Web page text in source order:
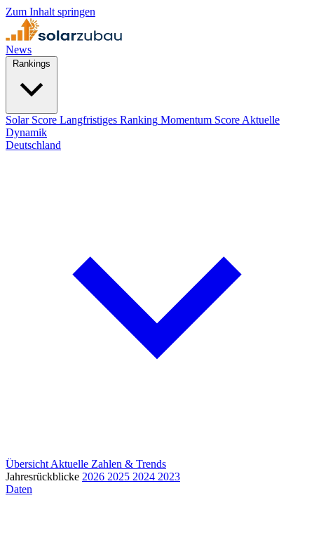
Zum Inhalt springen
News
Solar Score Langfristiges Ranking Momentum Score Aktuelle
Dynamik
Deutschland
Übersicht Aktuelle Zahlen & Trends
Jahresrückblicke 2026 2025 2024 2023
Daten